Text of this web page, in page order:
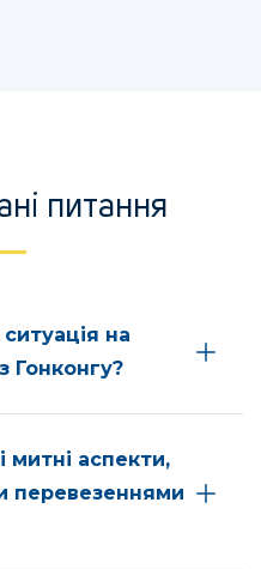
питання
на
Гонконгу?
митні аспекти,
перевезеннями